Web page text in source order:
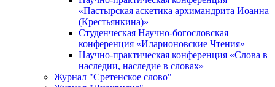
«Пастырская аскетика архимандрита Иоанна
(Крестьянкина)»
Студенческая Научно-богословская
конференция «Иларионовские Чтения»
Научно-практическая конференция «Cлова в
наследии, наследие в словах»
Журнал "Сретенское слово"